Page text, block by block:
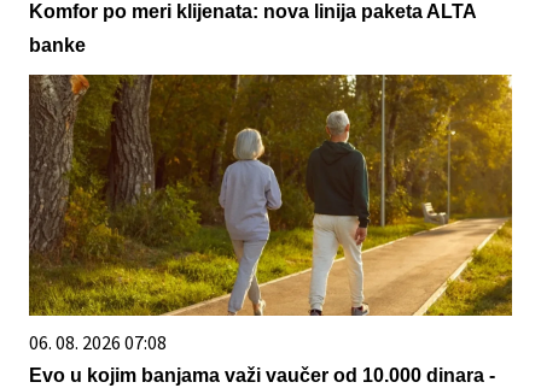
Komfor po meri klijenata: nova linija paketa ALTA
banke
06. 08. 2026 07:08
Evo u kojim banjama važi vaučer od 10.000 dinara -